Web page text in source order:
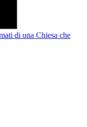
di una Chiesa che